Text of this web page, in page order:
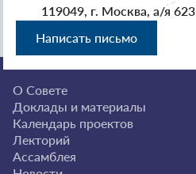
119049, г. Москва, а/я 623
Написать письмо
О Совете
Доклады и материалы
Календарь проектов
Лекторий
Ассамблея